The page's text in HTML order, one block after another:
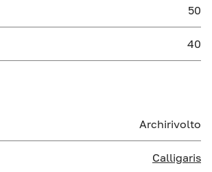
50
40
Archirivolto
Calligaris